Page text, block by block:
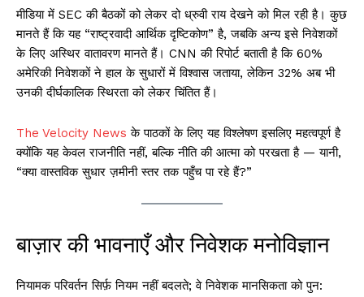
मीडिया में SEC की बैठकों को लेकर दो ध्रुवी राय देखने को मिल रही है। कुछ
मानते हैं कि यह “राष्ट्रवादी आर्थिक दृष्टिकोण” है, जबकि अन्य इसे निवेशकों
के लिए अस्थिर वातावरण मानते हैं। CNN की रिपोर्ट बताती है कि 60%
अमेरिकी निवेशकों ने हाल के सुधारों में विश्वास जताया, लेकिन 32% अब भी
उनकी दीर्घकालिक स्थिरता को लेकर चिंतित हैं।
The Velocity News के पाठकों के लिए यह विश्लेषण इसलिए महत्वपूर्ण है
क्योंकि यह केवल राजनीति नहीं, बल्कि नीति की आत्मा को परखता है — यानी,
“क्या वास्तविक सुधार ज़मीनी स्तर तक पहुँच पा रहे हैं?”
बाज़ार की भावनाएँ और निवेशक मनोविज्ञान
नियामक परिवर्तन सिर्फ़ नियम नहीं बदलते; वे निवेशक मानसिकता को पुन: